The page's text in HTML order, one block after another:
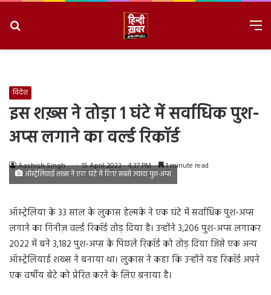
विदेश
इस शख़्स ने तोड़ा 1 घंटे में सर्वाधिक पुश-
अप्स लगाने का वर्ल्ड रिकॉर्ड
Aashish Singh 15 April 2023 - 4:37 PM 1 minute read
ऑस्ट्रेलियाई शख्स ने एक घंटे में किए सबसे ज्यादा पुश-अप्स
ऑस्ट्रेलिया के 33 साल के लुकास हेल्मके ने एक घंटे में सर्वाधिक पुश-अप्स
लगाने का गिनीज़ वर्ल्ड रिकॉर्ड तोड़ दिया है। उन्होंने 3,206 पुश-अप्स लगाकर
2022 में बने 3,182 पुश-अप्स के पिछले रिकॉर्ड को तोड़ दिया जिसे एक अन्य
ऑस्ट्रेलियाई शख्स ने बनाया था। लुकास ने कहा कि उन्होंने यह रिकॉर्ड अपने
एक वर्षीय बेटे को प्रेरित करने के लिए बनाया है।